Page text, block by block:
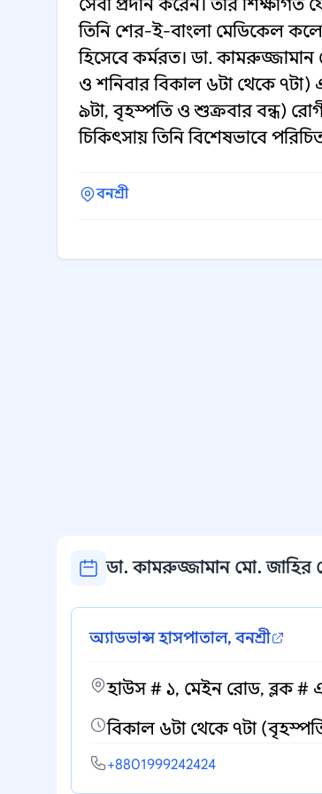
সেবা প্রদান করেন। তার
তিনি শের-ই-বাংলা মেডিকেল
হিসেবে কর্মরত। ডা.
ও শনিবার বিকাল ৬টা থেকে ৭টা)
৯টা, বৃহস্পতি ও শুক্রবার বন্ধ) রোগী
চিকিৎসায় তিনি বিশেষভাবে
বনশ্রী
ডা. কামরুজ্জামান মো. জাহির
অ্যাডভান্স হাসপাতাল, বনশ্রী
হাউস # ১, মেইন রোড, ব্লক #
বিকাল ৬টা থেকে ৭টা
+8801999242424